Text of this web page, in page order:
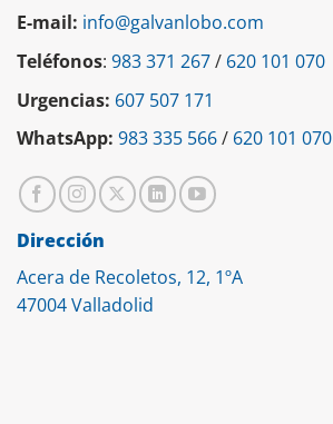
E-mail: info@galvanlobo.com
Teléfonos: 983 371 267/ 620 101 070
Urgencias: 607 507 171
WhatsApp: 983 335 566/ 620 101 070
Dirección
Acera de Recoletos, 12, 1ºA
47004 Valladolid